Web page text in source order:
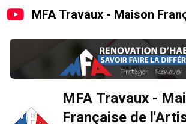
MFA Travaux - Maison
MFA Travaux -
Française de